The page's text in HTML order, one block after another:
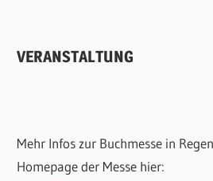
VERANSTALTUNG
Mehr Infos zur Buchmesse in
Homepage der Messe hier: